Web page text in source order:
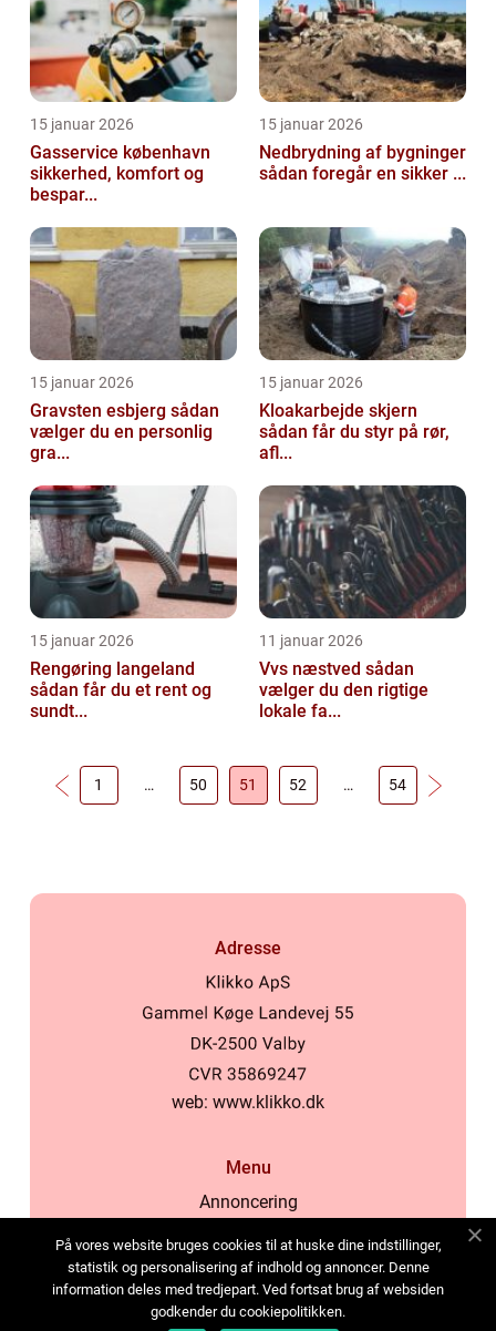
15 januar 2026
Gasservice københavn
sikkerhed, komfort og
bespar...
15 januar 2026
Nedbrydning af bygninger
sådan foregår en sikker ...
15 januar 2026
Gravsten esbjerg sådan
vælger du en personlig
gra...
15 januar 2026
Kloakarbejde skjern
sådan får du styr på rør,
afl...
15 januar 2026
Rengøring langeland
sådan får du et rent og
sundt...
11 januar 2026
Vvs næstved sådan
vælger du den rigtige
lokale fa...
1 … 50 51 52 … 54
Adresse
web: www.klikko.dk
Menu
Annoncering
Cookies
Kontakt os
Sitemap
På vores website bruges cookies til at huske dine indstillinger,
statistik og personalisering af indhold og annoncer. Denne
information deles med tredjepart. Ved fortsat brug af websiden
godkender du cookiepolitikken.